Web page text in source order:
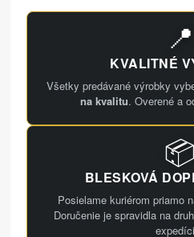
📍
KVALITNÉ
Všetky predávané výrobky
na kvalitu. Overené a
📦
BLESKOVÁ
Posielame kuriérom priamo
Doručenie je spravidla na